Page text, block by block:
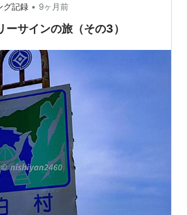
グ記録 • 9ヶ月前
ーサインの旅（その3）